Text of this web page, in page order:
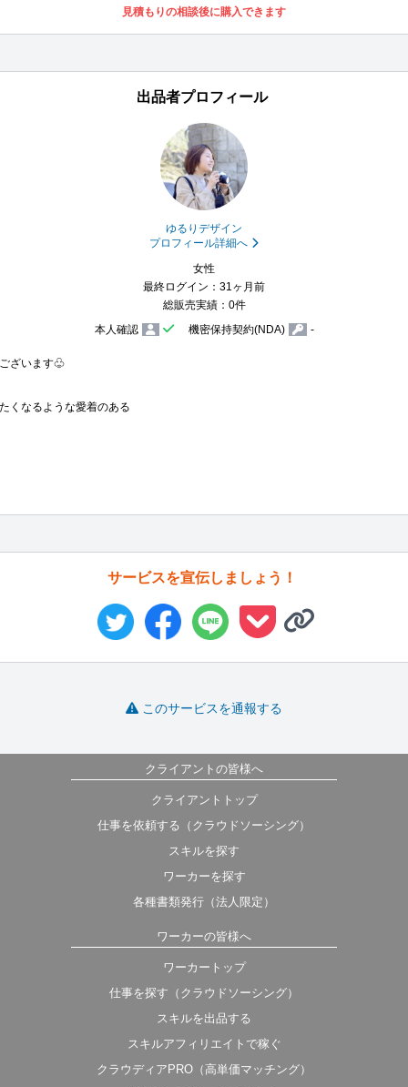
見積もりの相談後に購入できます
出品者プロフィール
ゆるりデザイン
プロフィール詳細へ
女性
最終ログイン：31ヶ月前
総販売実績：0件
本人確認
機密保持契約(NDA) -
ざいます♧
くなるような愛着のある
サービスを宣伝しましょう！
このサービスを通報する
クライアントの皆様へ
クライアントトップ
仕事を依頼する（クラウドソーシング）
スキルを探す
ワーカーを探す
各種書類発行（法人限定）
ワーカーの皆様へ
ワーカートップ
仕事を探す（クラウドソーシング）
スキルを出品する
スキルアフィリエイトで稼ぐ
クラウディアPRO（高単価マッチング）